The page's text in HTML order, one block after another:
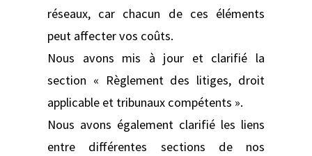
réseaux, car chacun de ces éléments
peut affecter vos coûts.
Nous avons mis à jour et clarifié la
section « Règlement des litiges, droit
applicable et tribunaux compétents ».
Nous avons également clarifié les liens
entre différentes sections de nos